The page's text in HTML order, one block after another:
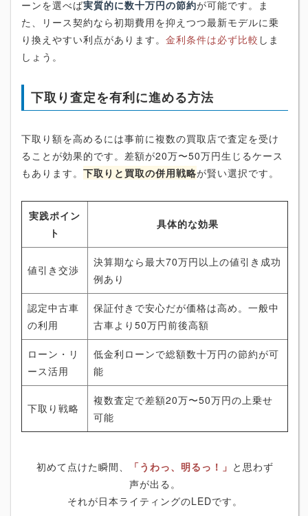
ーンを選べば実質的に数十万円の節約が可能です。ま
た、リース契約なら初期費用を抑えつつ最新モデルに乗
り換えやすい利点があります。 金利条件は必ず比較 しま
しょう。
下取り査定を有利に進める方法
下取り額を高めるには事前に複数の買取店で査定を受け
ることが効果的です。差額が20万〜50万円生じるケース
もあります。 下取りと買取の併用戦略が賢い選択です。
実践ポイン
ト
具体的な効果
値引き交渉
決算期なら最大70万円以上の値引き成功
例あり
認定中古車
の利用
保証付きで安心だが価格は高め。一般中
古車より50万円前後高額
ローン・リ
ース活用
低金利ローンで総額数十万円の節約が可
能
下取り戦略
複数査定で差額20万〜50万円の上乗せ
可能
初めて点けた瞬間、 「うわっ、明るっ！」 と思わず
声が出る。
それが日本ライティングのLEDです。